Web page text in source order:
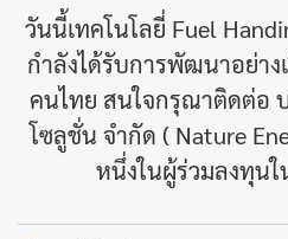
วันนี้เทคโนโลยี่ Fuel
กำลังได้รับการพัฒนาอย่าง
คนไทย สนใจกรุณาติดต่อ
โซลูชั่น จำกัด ( Nature
หนึ่งในผู้ร่วมลงทุนใ